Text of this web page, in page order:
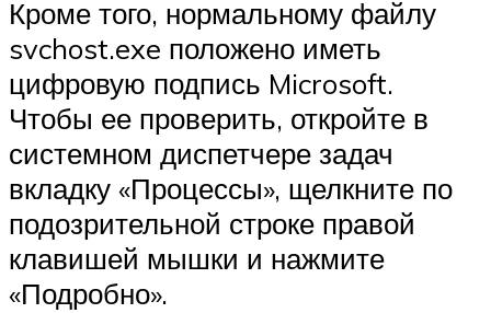
Кроме того, нормальному файлу
svchost.exe положено иметь
цифровую подпись Microsoft.
Чтобы ее проверить, откройте в
системном диспетчере задач
вкладку «Процессы», щелкните по
подозрительной строке правой
клавишей мышки и нажмите
«Подробно».